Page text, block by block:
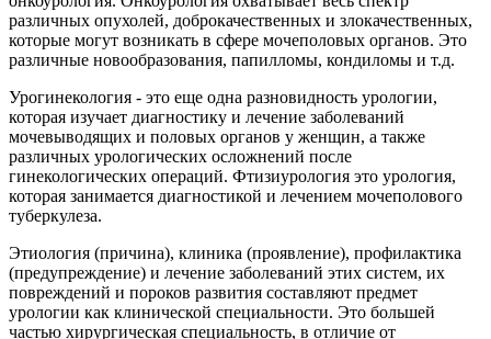
различных опухолей, доброкачественных и злокачественных,
которые могут возникать в сфере мочеполовых органов. Это
различные новообразования, папилломы, кондиломы и т.д.
Урогинекология - это еще одна разновидность урологии,
которая изучает диагностику и лечение заболеваний
мочевыводящих и половых органов у женщин, а также
различных урологических осложнений после
гинекологических операций. Фтизиурология это урология,
которая занимается диагностикой и лечением мочеполового
туберкулеза.
Этиология (причина), клиника (проявление), профилактика
(предупреждение) и лечение заболеваний этих систем, их
повреждений и пороков развития составляют предмет
урологии как клинической специальности. Это большей
частью хирургическая специальность, в отличие от